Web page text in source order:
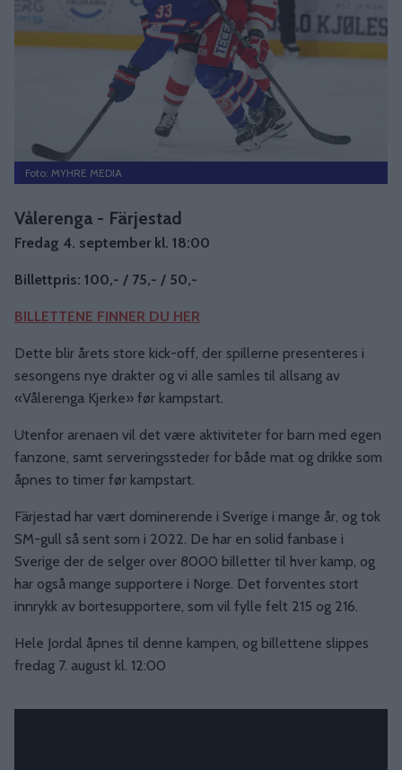
Foto: MYHRE MEDIA
Vålerenga - Färjestad
Fredag 4. september kl. 18:00
Billettpris: 100,- / 75,- / 50,-
BILLETTENE FINNER DU HER
Dette blir årets store kick-off, der spillerne presenteres i
sesongens nye drakter og vi alle samles til allsang av
«Vålerenga Kjerke» før kampstart.
Utenfor arenaen vil det være aktiviteter for barn med egen
fanzone, samt serveringssteder for både mat og drikke som
åpnes to timer før kampstart.
Färjestad har vært dominerende i Sverige i mange år, og tok
SM-gull så sent som i 2022. De har en solid fanbase i
Sverige der de selger over 8000 billetter til hver kamp, og
har også mange supportere i Norge. Det forventes stort
innrykk av bortesupportere, som vil fylle felt 215 og 216.
Hele Jordal åpnes til denne kampen, og billettene slippes
fredag 7. august kl. 12:00